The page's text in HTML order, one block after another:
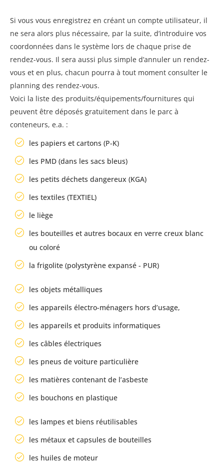
Si vous vous enregistrez en créant un compte utilisateur, il
ne sera alors plus nécessaire, par la suite, d’introduire vos
coordonnées dans le système lors de chaque prise de
rendez-vous. Il sera aussi plus simple d’annuler un rendez-
vous et en plus, chacun pourra à tout moment consulter le
planning des rendez-vous.
Voici la liste des produits/équipements/fournitures qui
peuvent être déposés gratuitement dans le parc à
conteneurs, e.a. :
les papiers et cartons (P-K)
les PMD (dans les sacs bleus)
les petits déchets dangereux (KGA)
les textiles (TEXTIEL)
le liège
les bouteilles et autres bocaux en verre creux blanc
ou coloré
la frigolite (polystyrène expansé - PUR)
les objets métalliques
les appareils électro-ménagers hors d’usage,
les appareils et produits informatiques
les câbles électriques
les pneus de voiture particulière
les matières contenant de l’asbeste
les bouchons en plastique
les lampes et biens réutilisables
les métaux et capsules de bouteilles
les huiles de moteur